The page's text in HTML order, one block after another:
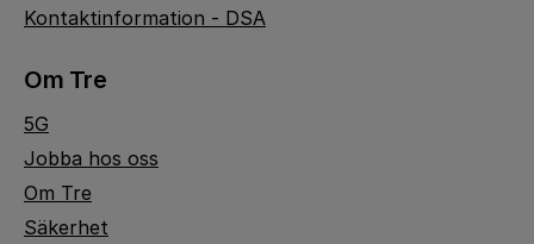
Kontaktinformation - DSA
Om Tre
5G
Jobba hos oss
Om Tre
Säkerhet